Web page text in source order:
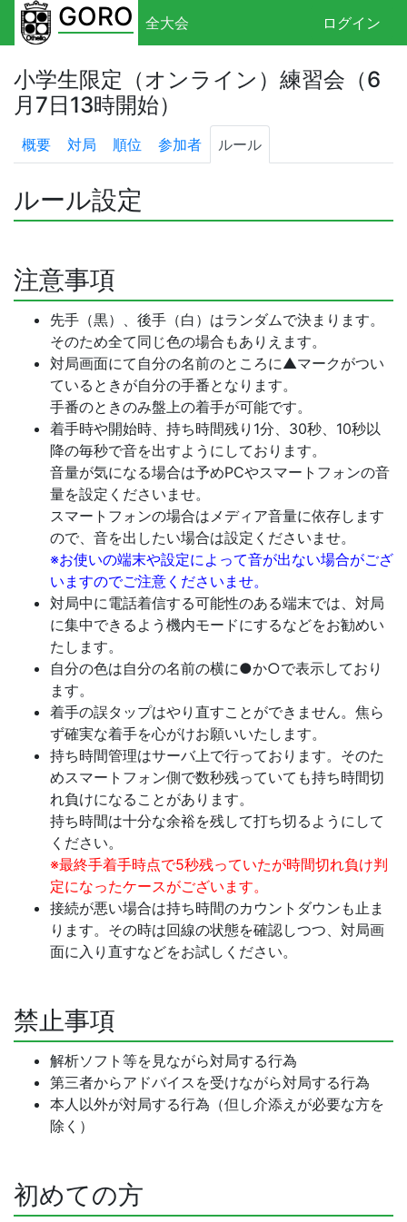
GORO 全大会 ログイン
小学生限定（オンライン）練習会（6
月7日13時開始）
概要 対局 順位 参加者 ルール
ルール設定
注意事項
先手（黒）、後手（白）はランダムで決まります。
そのため全て同じ色の場合もありえます。
対局画面にて自分の名前のところに▲マークがつい
ているときが自分の手番となります。
手番のときのみ盤上の着手が可能です。
着手時や開始時、持ち時間残り1分、30秒、10秒以
降の毎秒で音を出すようにしております。
音量が気になる場合は予めPCやスマートフォンの音
量を設定くださいませ。
スマートフォンの場合はメディア音量に依存します
ので、音を出したい場合は設定くださいませ。
※お使いの端末や設定によって音が出ない場合がござ
いますのでご注意くださいませ。
対局中に電話着信する可能性のある端末では、対局
に集中できるよう機内モードにするなどをお勧めい
たします。
自分の色は自分の名前の横に●か○で表示しており
ます。
着手の誤タップはやり直すことができません。焦ら
ず確実な着手を心がけお願いいたします。
持ち時間管理はサーバ上で行っております。そのた
めスマートフォン側で数秒残っていても持ち時間切
れ負けになることがあります。
持ち時間は十分な余裕を残して打ち切るようにして
ください。
※最終手着手時点で5秒残っていたが時間切れ負け判
定になったケースがございます。
接続が悪い場合は持ち時間のカウントダウンも止ま
ります。その時は回線の状態を確認しつつ、対局画
面に入り直すなどをお試しください。
禁止事項
解析ソフト等を見ながら対局する行為
第三者からアドバイスを受けながら対局する行為
本人以外が対局する行為（但し介添えが必要な方を
除く）
初めての方